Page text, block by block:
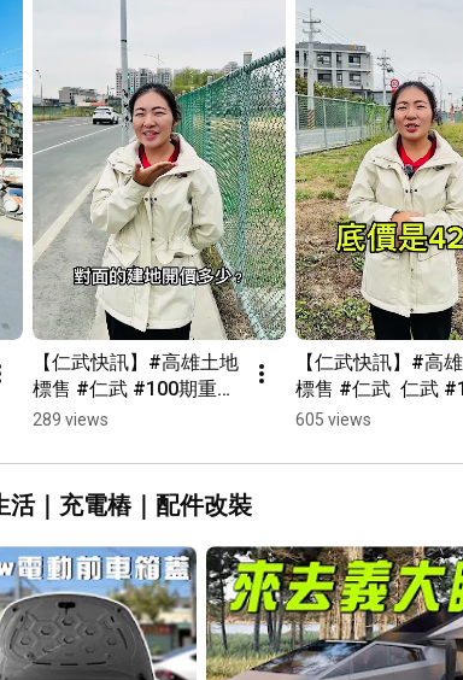
【仁武快訊】#高雄土地
標售 #仁武 #100期重劃
區 這塊土地標售底價比
脫標？開標結果可能是
市場風向的訊號？ #仁
武房仲
289 views
【仁武快訊】#高
標售 #仁武  仁武
期重劃區 去年土地
三角窗，底價42.1
隊  #仁武仲介團隊
武房仲
605 views
活｜充電樁｜配件改裝